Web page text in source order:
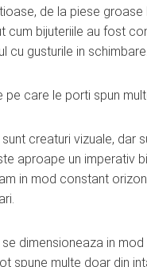
de la piese groase
cum bijuteriile au fost
cu gusturile in schimbare.
pe care le porti spun
sunt creaturi vizuale, dar
aproape un imperativ
in mod constant
se dimensioneaza in
spune multe doar din